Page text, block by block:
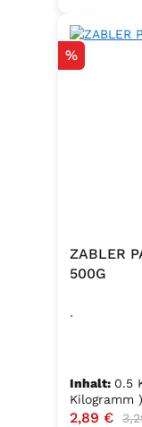
Rabatt
%
ZABLER
500G
.
Inhalt: 0.5
Kilogramm )
2,89 €